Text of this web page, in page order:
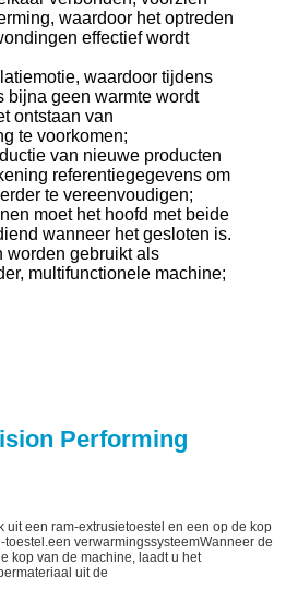
waardoor het optreden
effectief wordt
waardoor tijdens
bijna geen warmte wordt
ontstaan van
te voorkomen;
van nieuwe producten
referentiegegevens om
te vereenvoudigen;
moet het hoofd met beide
wanneer het gesloten is.
worden gebruikt als
multifunctionele machine;
Performing
uit een ram-extrusietoestel en een op de kop
verwarmingssysteemWanneer de
kop van de machine, laadt u het
uit de